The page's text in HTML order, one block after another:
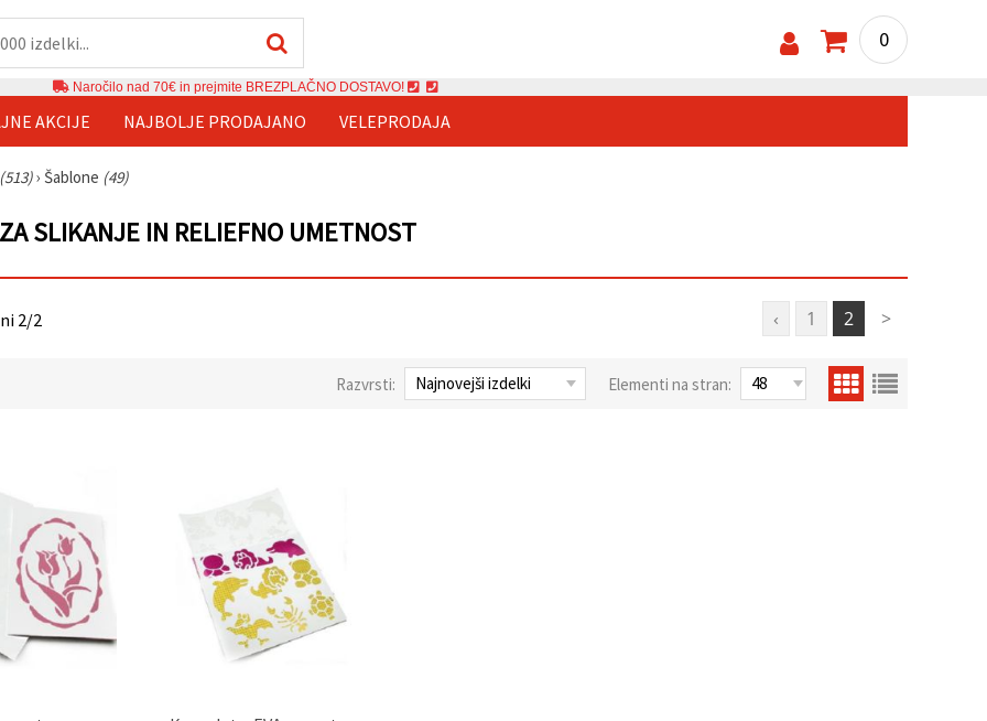
0
Naročilo nad 70€ in prejmite BREZPLAČNO DOSTAVO!
AKCIJE NAJBOLJE PRODAJANO VELEPRODAJA
(513)› Šablone (49)
SLIKANJE IN RELIEFNO UMETNOST
‹ 1 2 >
2/2
Razvrsti: Elementi na stran: